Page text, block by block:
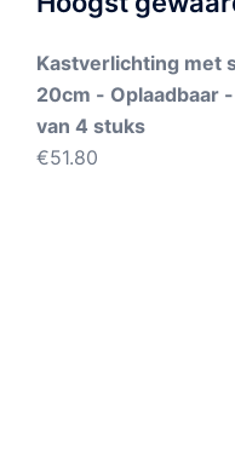
Kastverlichting met
20cm - Oplaadbaar
van 4 stuks
€51.80